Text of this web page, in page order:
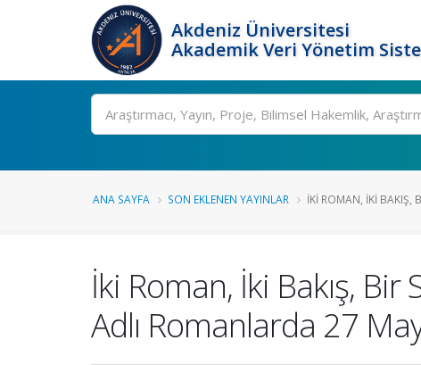
Akdeniz Üniversitesi
Akademik Veri Yönetim
Ara
ANA SAYFA SON EKLENEN YAYINLAR İKI ROMAN, İKI BAKIŞ,
İki Roman, İki Bakış,
Adlı Romanlarda 27